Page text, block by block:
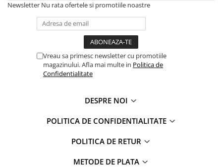
Newsletter Nu rata ofertele si promotiile noastre
Vreau sa primesc newsletter cu promotiile
magazinului. Afla mai multe in Politica de
Confidentialitate
DESPRE NOI
POLITICA DE CONFIDENTIALITATE
POLITICA DE RETUR
METODE DE PLATA